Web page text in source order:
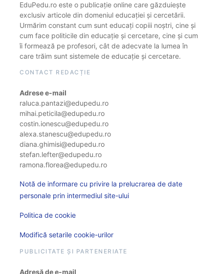
EduPedu.ro este o publicație online care găzduiește
exclusiv articole din domeniul educației și cercetării.
Urmărim constant cum sunt educați copiii noștri, cine și
cum face politicile din educație și cercetare, cine și cum
îi formează pe profesori, cât de adecvate la lumea în
care trăim sunt sistemele de educație și cercetare.
CONTACT REDACȚIE
Adrese e-mail
raluca.pantazi@edupedu.ro
mihai.peticila@edupedu.ro
costin.ionescu@edupedu.ro
alexa.stanescu@edupedu.ro
diana.ghimisi@edupedu.ro
stefan.lefter@edupedu.ro
ramona.florea@edupedu.ro
Notă de informare cu privire la prelucrarea de date
personale prin intermediul site-ului
Politica de cookie
Modifică setarile cookie-urilor
PUBLICITATE ȘI PARTENERIATE
Adresă de e-mail